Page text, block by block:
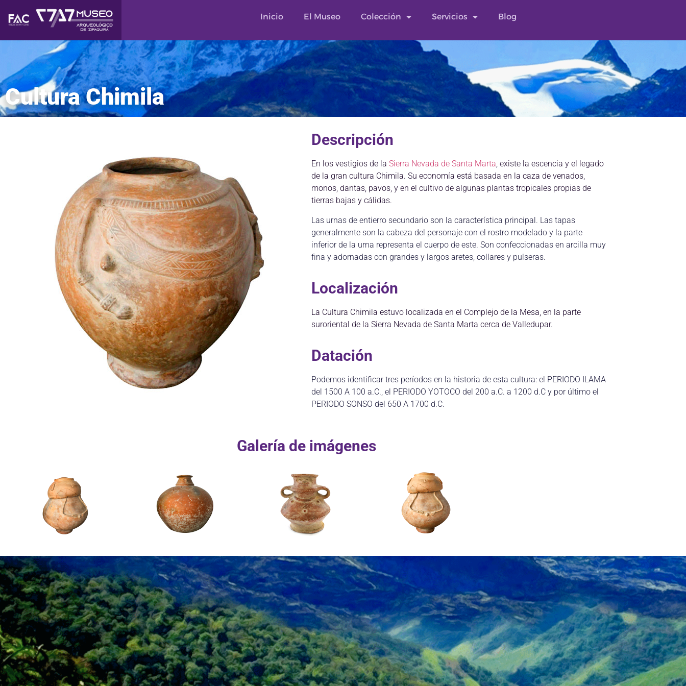
Inicio El Museo Colección Servicios Blog
Cultura Chimila
Descripción
En los vestigios de la Sierra Nevada de Santa Marta, existe la escencia y el legado
de la gran cultura Chimila. Su economía está basada en la caza de venados,
monos, dantas, pavos, y en el cultivo de algunas plantas tropicales propias de
tierras bajas y cálidas.
Las urnas de entierro secundario son la característica principal. Las tapas
generalmente son la cabeza del personaje con el rostro modelado y la parte
inferior de la urna representa el cuerpo de este. Son confeccionadas en arcilla muy
fina y adornadas con grandes y largos aretes, collares y pulseras.
Localización
La Cultura Chimila estuvo localizada en el Complejo de la Mesa, en la parte
suroriental de la Sierra Nevada de Santa Marta cerca de Valledupar.
Datación
Podemos identificar tres períodos en la historia de esta cultura: el PERIODO ILAMA
del 1500 A 100 a.C., el PERIODO YOTOCO del 200 a.C. a 1200 d.C y por último el
PERIODO SONSO del 650 A 1700 d.C.
Galería de imágenes